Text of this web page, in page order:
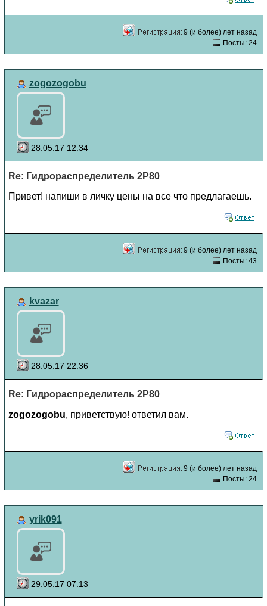
9 (и более) лет назад
Посты: 24
zogozogobu
28.05.17 12:34
Re: Гидрораспределитель 2Р80
Привет! напиши в личку цены на все что предлагаешь.
9 (и более) лет назад
Посты: 43
kvazar
28.05.17 22:36
Re: Гидрораспределитель 2Р80
zogozogobu, приветствую! ответил вам.
9 (и более) лет назад
Посты: 24
yrik091
29.05.17 07:13